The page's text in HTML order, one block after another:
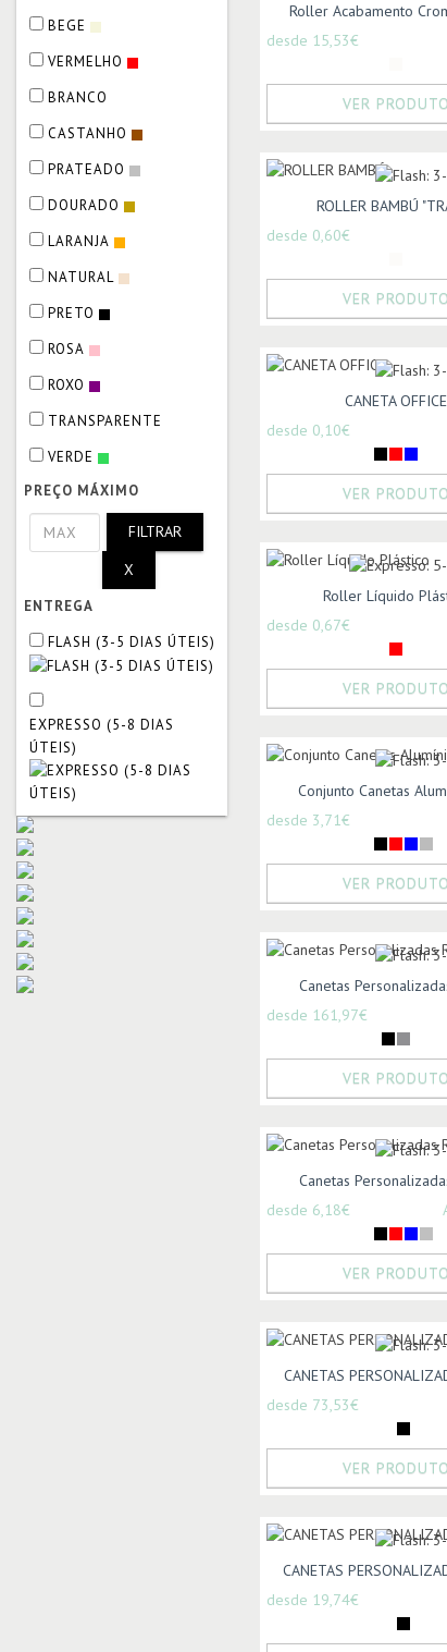
BEGE
VERMELHO
BRANCO
CASTANHO
PRATEADO
DOURADO
LARANJA
NATURAL
PRETO
ROSA
ROXO
TRANSPARENTE
VERDE
PREÇO MÁXIMO
FILTRAR
X
ENTREGA
FLASH (3-5 DIAS ÚTEIS)
EXPRESSO (5-8 DIAS
ÚTEIS)
Roller Acabamento
desde 15,53€
VER PRODUTO
ROLLER BAMBÚ
desde 0,60€
VER PRODUTO
CANETA OFFICE
desde 0,10€
VER PRODUTO
Roller Líquido
desde 0,67€
VER PRODUTO
Conjunto Canetas
desde 3,71€
VER PRODUTO
Canetas
desde 161,97€
VER PRODUTO
Canetas
desde 6,18€
VER PRODUTO
CANETAS
desde 73,53€
VER PRODUTO
CANETAS
desde 19,74€